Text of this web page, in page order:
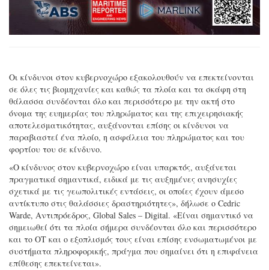
Οι κίνδυνοι στον κυβερνοχώρο εξακολουθούν να επεκτείνονται
σε όλες τις βιομηχανίες και καθώς τα πλοία και τα σκάφη στη
θάλασσα συνδέονται όλο και περισσότερο με την ακτή στο
όνομα της ευημερίας του πληρώματος και της επιχειρησιακής
αποτελεσματικότητας, αυξάνονται επίσης οι κίνδυνοι να
παραβιαστεί ένα πλοίο, η ασφάλεια του πληρώματος και του
φορτίου του σε κίνδυνο.
«Ο κίνδυνος στον κυβερνοχώρο είναι υπαρκτός, αυξάνεται
πραγματικά σημαντικά, ειδικά με τις αυξημένες ανησυχίες
σχετικά με τις γεωπολιτικές εντάσεις, οι οποίες έχουν άμεσο
αντίκτυπο στις θαλάσσιες δραστηριότητες», δήλωσε ο Cedric
Warde, Αντιπρόεδρος, Global Sales – Digital. «Είναι σημαντικό να
σημειωθεί ότι τα πλοία σήμερα συνδέονται όλο και περισσότερο
και το OT και ο εξοπλισμός τους είναι επίσης ενσωματωμένοι με
συστήματα πληροφορικής, πράγμα που σημαίνει ότι η επιφάνεια
επίθεσης επεκτείνεται».